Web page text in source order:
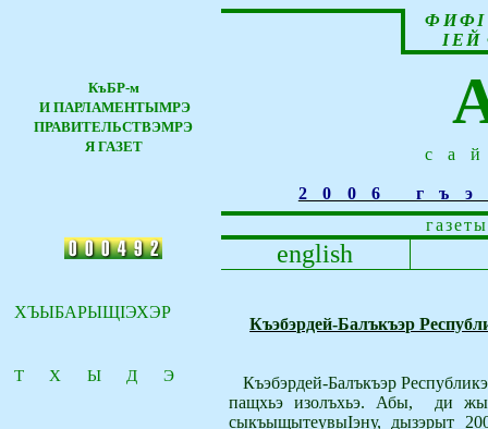
ФИФI
IЕЙ
КъБР-м
И ПАРЛАМЕНТЫМРЭ
ПРАВИТЕЛЬСТВЭМРЭ
Я ГАЗЕТ
2006
ХЪЫБАРЫЩIЭХЭР
ТХЫДЭ
english
Къэбэрдей-Балъкъэр
Къэбэрдей-Балъкъэр
пащхьэ изолъхьэ. Абы,
ди
сыкъыщытеувыIэну, дызэрыт